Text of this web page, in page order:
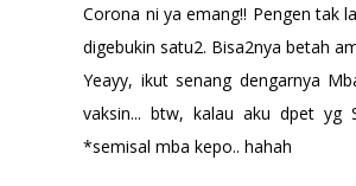
Corona ni ya emang!! Pengen tak
digebukin satu2. Bisa2nya betah
Yeayy, ikut senang dengarnya
vaksin... btw, kalau aku dpet yg
*semisal mba kepo.. hahah